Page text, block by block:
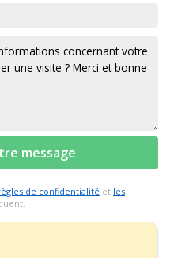
message
de confidentialité et les